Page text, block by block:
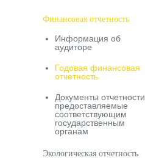
Финансовая отчетность
Информация об
аудиторе
Годовая финансовая
отчетность
Документы отчетности,
предоставляемые
соответствующим
государственным
органам
Экологическая отчетность